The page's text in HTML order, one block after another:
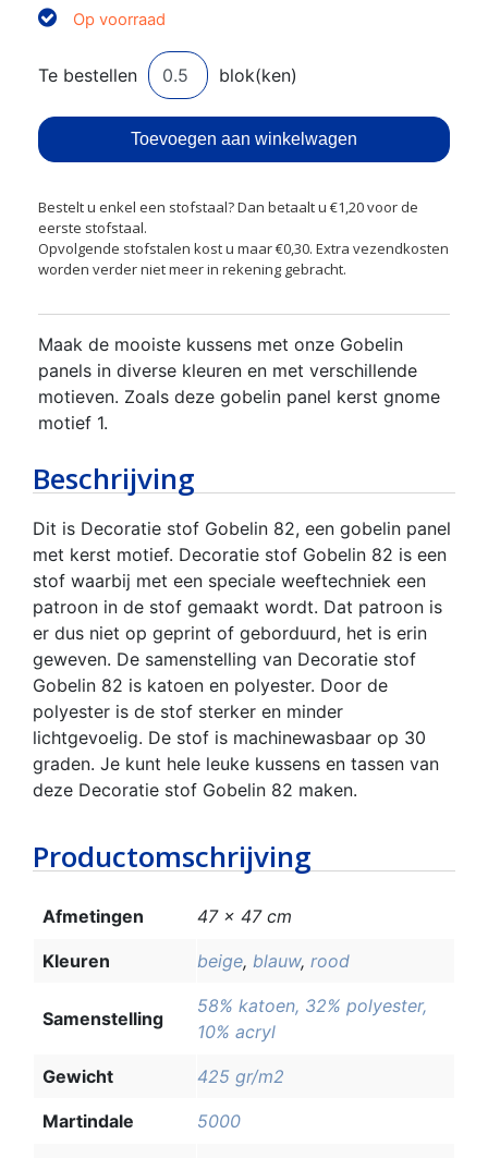
Op voorraad
Toevoegen aan winkelwagen
Bestelt u enkel een stofstaal? Dan betaalt u €1,20 voor de
eerste stofstaal.
Opvolgende stofstalen kost u maar €0,30. Extra vezendkosten
worden verder niet meer in rekening gebracht.
Maak de mooiste kussens met onze Gobelin
panels in diverse kleuren en met verschillende
motieven. Zoals deze gobelin panel kerst gnome
motief 1.
Beschrijving
Dit is Decoratie stof Gobelin 82, een gobelin panel
met kerst motief. Decoratie stof Gobelin 82 is een
stof waarbij met een speciale weeftechniek een
patroon in de stof gemaakt wordt. Dat patroon is
er dus niet op geprint of geborduurd, het is erin
geweven. De samenstelling van Decoratie stof
Gobelin 82 is katoen en polyester. Door de
polyester is de stof sterker en minder
lichtgevoelig. De stof is machinewasbaar op 30
graden. Je kunt hele leuke kussens en tassen van
deze Decoratie stof Gobelin 82 maken.
Productomschrijving
Afmetingen 47 × 47 cm
Kleuren beige, blauw, rood
Samenstelling
58% katoen, 32% polyester,
10% acryl
Gewicht 425 gr/m2
Martindale 5000